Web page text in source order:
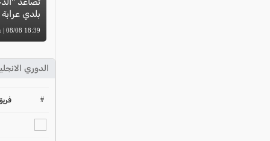
بلدي
18:39 08/08 | عوض دراوشة
الدوري
#